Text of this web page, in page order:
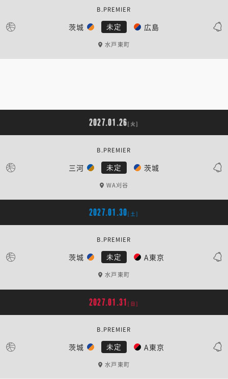
茨城 未定 広島
B.PREMIER
水戸東町
2027.01.26[火]
三河 未定 茨城
B.PREMIER
WA刈谷
2027.01.30[土]
茨城 未定 A東京
B.PREMIER
水戸東町
2027.01.31 [日]
茨城 未定 A東京
B.PREMIER
水戸東町